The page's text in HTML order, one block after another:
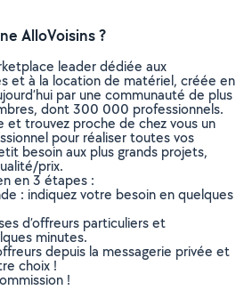
AlloVoisins ?
leader dédiée aux
et à la location de matériel, créée en
par une communauté de plus
dont 300 000 professionnels.
et trouvez proche de chez vous un
pour réaliser toutes vos
besoin aux plus grands projets,
prix.
en 3 étapes :
: indiquez votre besoin en quelques
d’offreurs particuliers et
minutes.
depuis la messagerie privée et
choix !
!